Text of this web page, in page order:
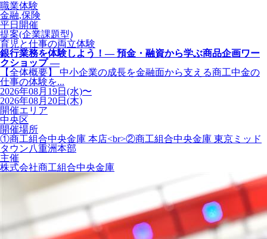
職業体験
金融,保険
平日開催
提案(企業課題型)
育児と仕事の両立体験
銀行業務を体験しよう！― 預金・融資から学ぶ商品企画ワー
クショップ ―
【全体概要】 中小企業の成長を金融面から支える商工中金の
仕事の体験を...
2026年08月19日(水)〜
2026年08月20日(木)
開催エリア
中央区
開催場所
①商工組合中央金庫 本店<br>②商工組合中央金庫 東京ミッド
タウン八重洲本部
主催
株式会社商工組合中央金庫